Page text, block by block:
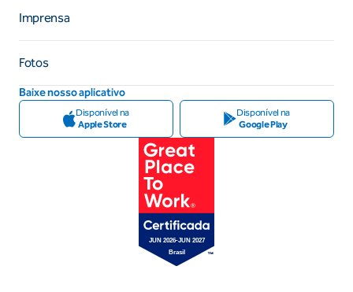
Imprensa
Fotos
Baixe nosso aplicativo
Disponível na
Apple Store
Disponível na
Google Play